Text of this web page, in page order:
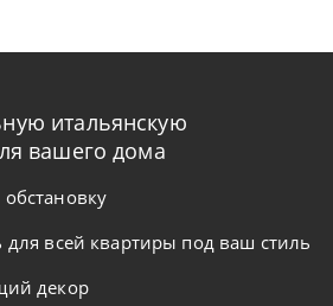
по запросу
дн
итальянскую
вашего дома
всей квартиры под ваш стиль
декор